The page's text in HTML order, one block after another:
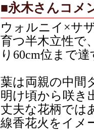
■永木さんコメ
ウォルニイ×サ
育つ半木立性で
り60cm位まで
葉は両親の中間
明け頃から咲き
丈夫な花柄では
線香花火をイメ